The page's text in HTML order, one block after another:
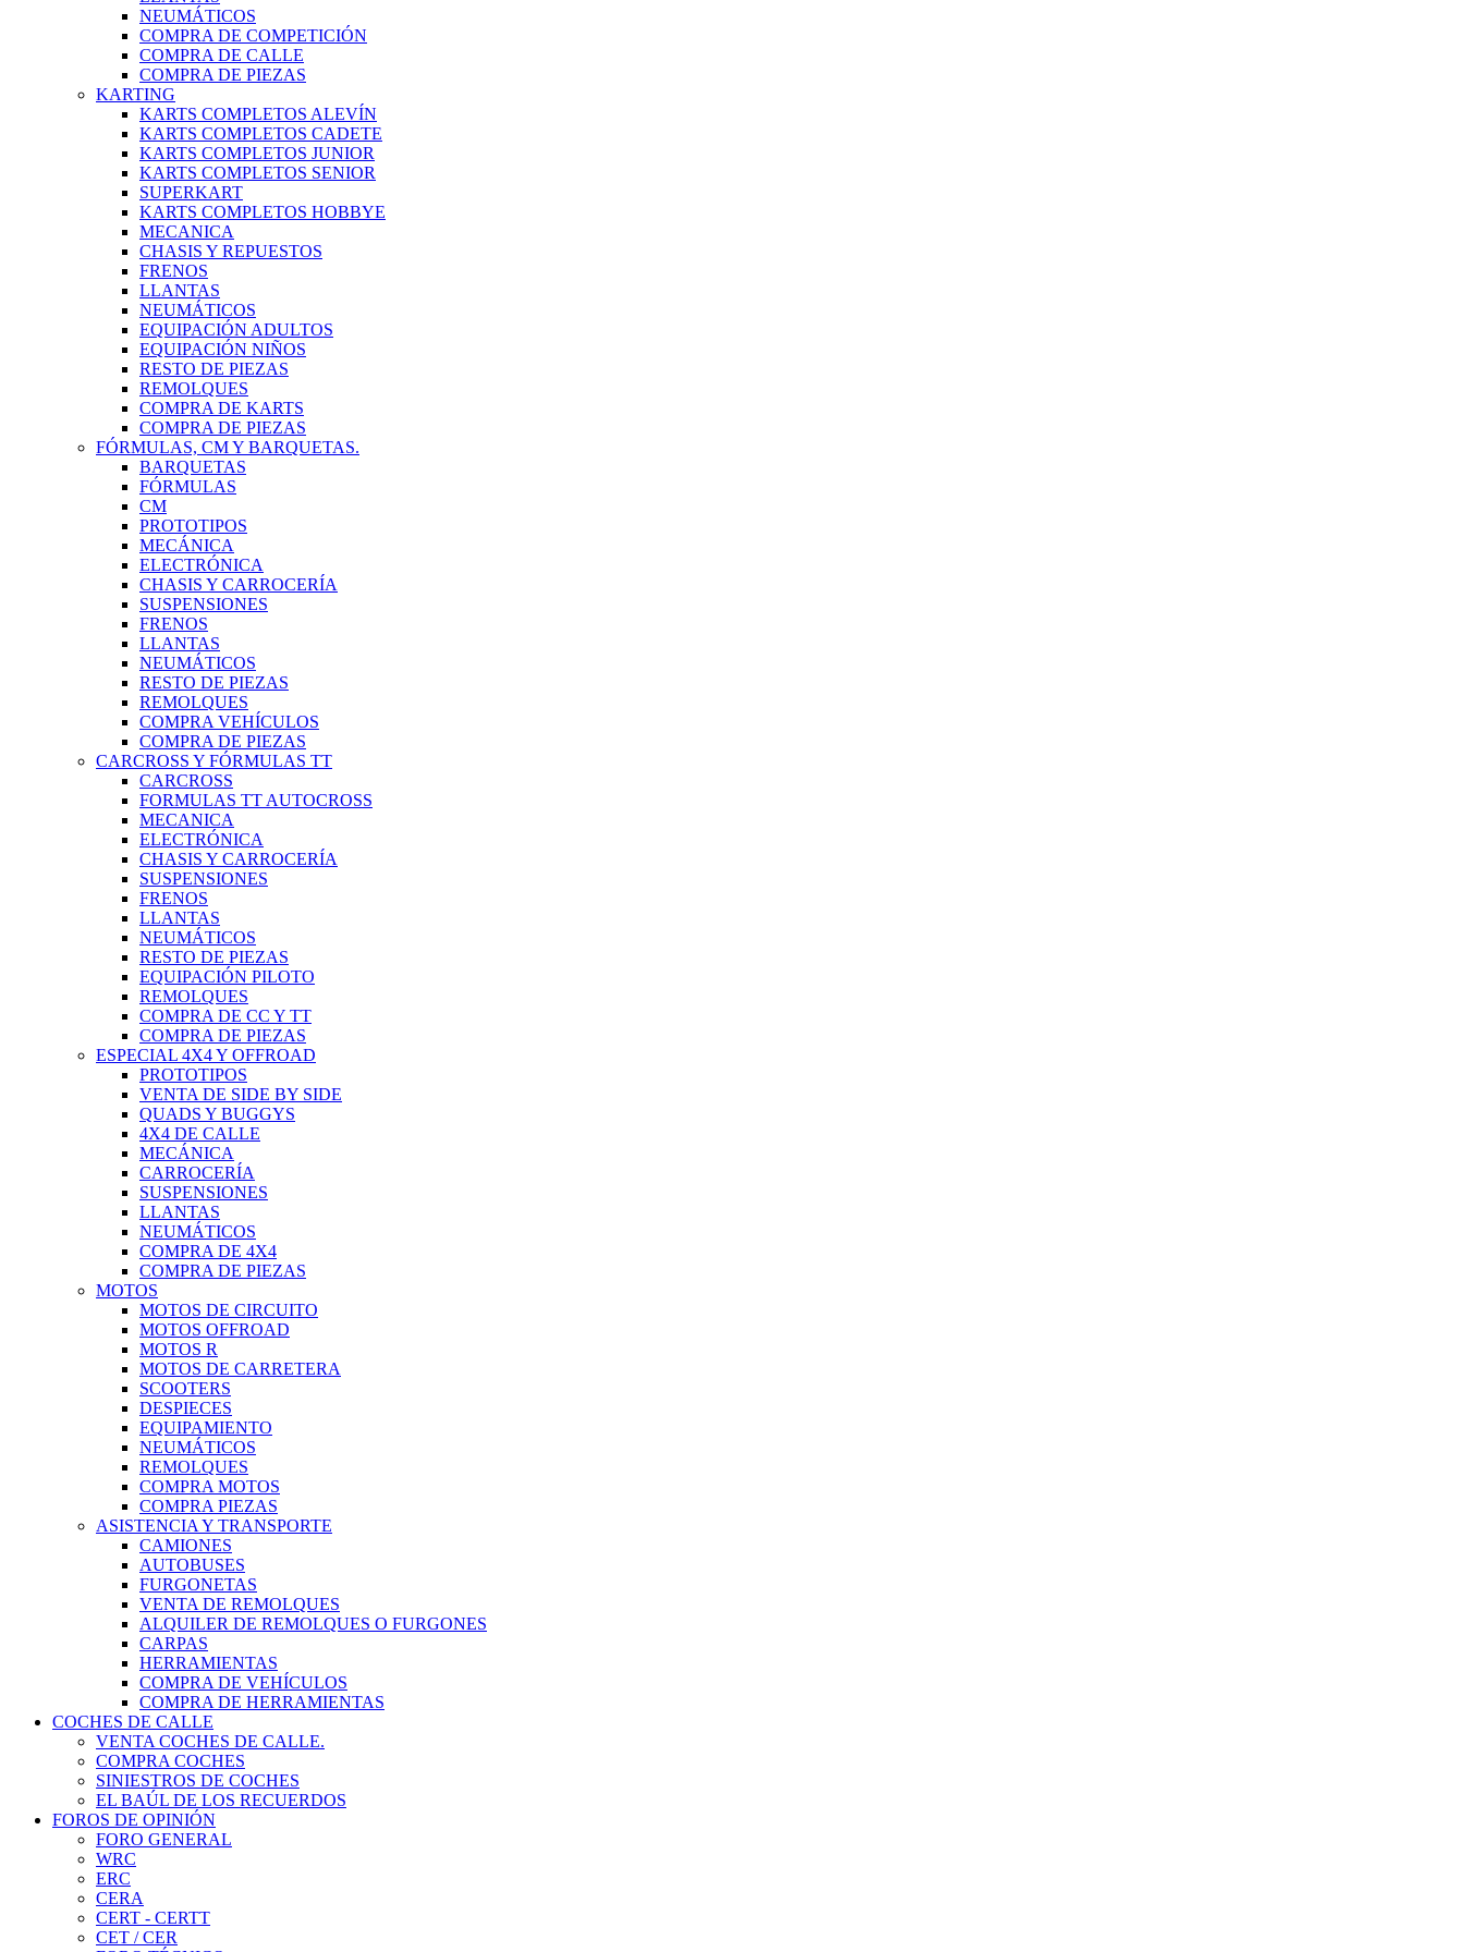
NEUMÁTICOS
COMPRA DE COMPETICIÓN
COMPRA DE CALLE
COMPRA DE PIEZAS
KARTING
KARTS COMPLETOS ALEVÍN
KARTS COMPLETOS CADETE
KARTS COMPLETOS JUNIOR
KARTS COMPLETOS SENIOR
SUPERKART
KARTS COMPLETOS HOBBYE
MECANICA
CHASIS Y REPUESTOS
FRENOS
LLANTAS
NEUMÁTICOS
EQUIPACIÓN ADULTOS
EQUIPACIÓN NIÑOS
RESTO DE PIEZAS
REMOLQUES
COMPRA DE KARTS
COMPRA DE PIEZAS
FÓRMULAS, CM Y BARQUETAS.
BARQUETAS
FÓRMULAS
CM
PROTOTIPOS
MECÁNICA
ELECTRÓNICA
CHASIS Y CARROCERÍA
SUSPENSIONES
FRENOS
LLANTAS
NEUMÁTICOS
RESTO DE PIEZAS
REMOLQUES
COMPRA VEHÍCULOS
COMPRA DE PIEZAS
CARCROSS Y FÓRMULAS TT
CARCROSS
FORMULAS TT AUTOCROSS
MECANICA
ELECTRÓNICA
CHASIS Y CARROCERÍA
SUSPENSIONES
FRENOS
LLANTAS
NEUMÁTICOS
RESTO DE PIEZAS
EQUIPACIÓN PILOTO
REMOLQUES
COMPRA DE CC Y TT
COMPRA DE PIEZAS
ESPECIAL 4X4 Y OFFROAD
PROTOTIPOS
VENTA DE SIDE BY SIDE
QUADS Y BUGGYS
4X4 DE CALLE
MECÁNICA
CARROCERÍA
SUSPENSIONES
LLANTAS
NEUMÁTICOS
COMPRA DE 4X4
COMPRA DE PIEZAS
MOTOS
MOTOS DE CIRCUITO
MOTOS OFFROAD
MOTOS R
MOTOS DE CARRETERA
SCOOTERS
DESPIECES
EQUIPAMIENTO
NEUMÁTICOS
REMOLQUES
COMPRA MOTOS
COMPRA PIEZAS
ASISTENCIA Y TRANSPORTE
CAMIONES
AUTOBUSES
FURGONETAS
VENTA DE REMOLQUES
ALQUILER DE REMOLQUES O FURGONES
CARPAS
HERRAMIENTAS
COMPRA DE VEHÍCULOS
COMPRA DE HERRAMIENTAS
COCHES DE CALLE
VENTA COCHES DE CALLE.
COMPRA COCHES
SINIESTROS DE COCHES
EL BAÚL DE LOS RECUERDOS
FOROS DE OPINIÓN
FORO GENERAL
WRC
ERC
CERA
CERT - CERTT
CET / CER